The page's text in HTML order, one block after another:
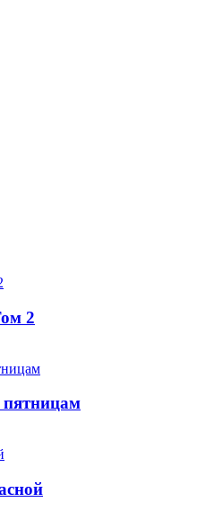
2
пятницам